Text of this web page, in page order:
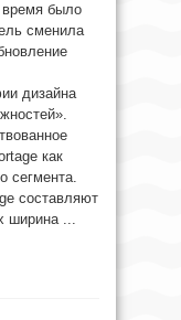
время было
сменила
дизайна
как
сегмента.
составляют
ширина ...